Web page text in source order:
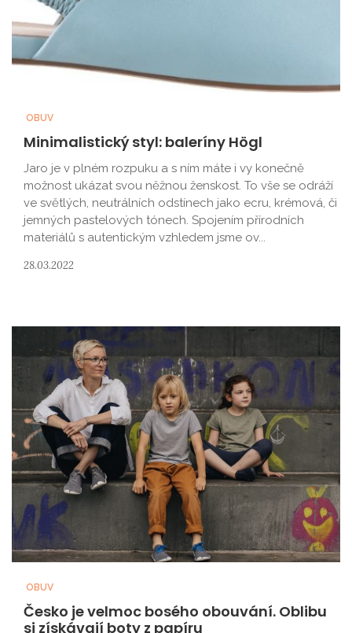
OBUV
Minimalistický styl: baleríny Högl
Jaro je v plném rozpuku a s ním máte i vy konečně
možnost ukázat svou něžnou ženskost. To vše se odráží
ve světlých, neutrálních odstínech jako ecru, krémová, či
jemných pastelových tónech. Spojením přírodních
materiálů s autentickým vzhledem jsme ov...
28.03.2022
OBUV
Česko je velmoc bosého obouvání. Oblibu
si získávají boty z papíru